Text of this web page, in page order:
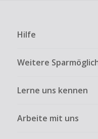
Hilfe
Weitere
Lerne uns kennen
Arbeite mit uns